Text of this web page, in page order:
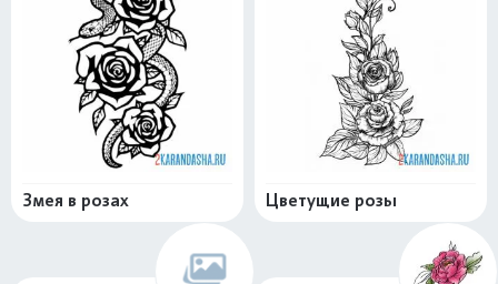
Змея в розах Цветущие розы